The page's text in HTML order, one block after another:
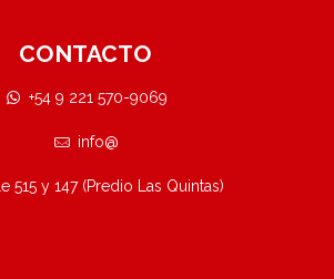
CONTACTO
+54 9 221 570-9069
info@
515 y 147 (Predio Las Quintas)